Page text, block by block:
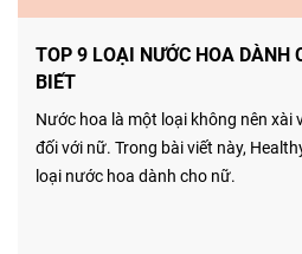
TOP 9 LOẠI NƯỚC HOA DÀNH
BIẾT
Nước hoa là một loại không nên xài
đối với nữ. Trong bài viết này,
loại nước hoa dành cho nữ.